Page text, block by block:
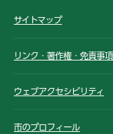
サイトマップ
リンク・著作権・免責事項
ウェブアクセシビリティ
市のプロフィール